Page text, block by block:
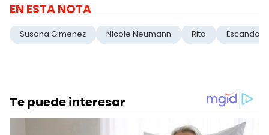
EN ESTA NOTA
Susana Gimenez Nicole Neumann Rita Escandalo